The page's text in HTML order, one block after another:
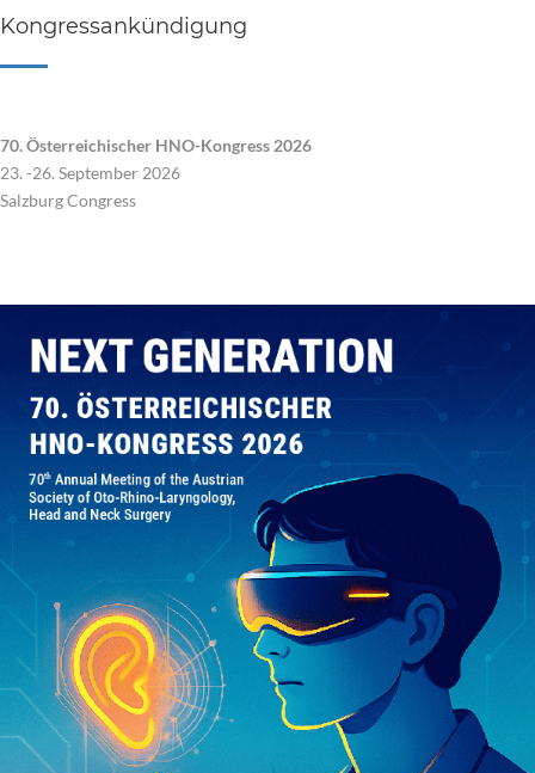
Kongressankündigung
70. Österreichischer HNO-Kongress 2026
23. -26. September 2026
Salzburg Congress